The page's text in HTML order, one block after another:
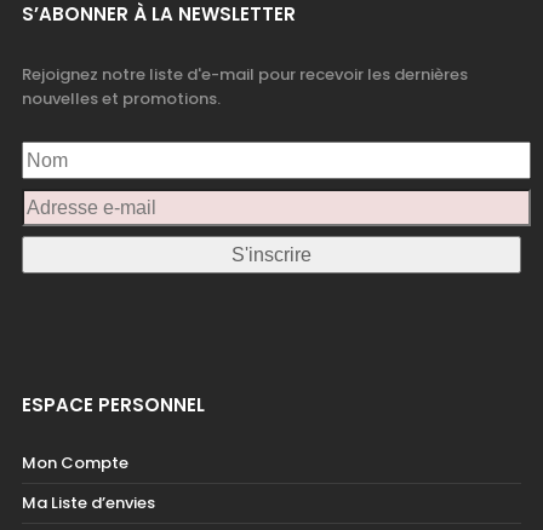
S’ABONNER À LA NEWSLETTER
Rejoignez notre liste d'e-mail pour recevoir les dernières
nouvelles et promotions.
ESPACE PERSONNEL
Mon Compte
Ma Liste d’envies